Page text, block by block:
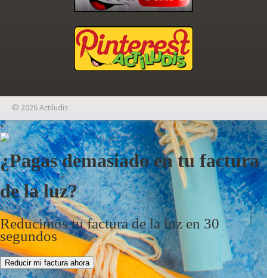
© 2026 Actiludis
×
¿Pagas demasiado en tu factura
de la luz?
Reducimos tu factura de la luz en 30
segundos
Reducir mi factura ahora